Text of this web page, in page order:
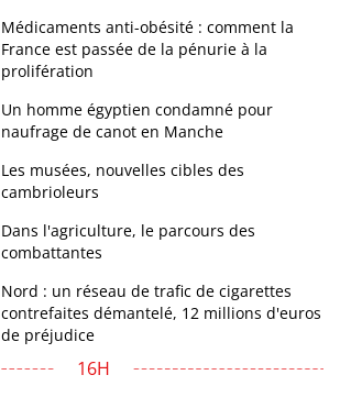
Médicaments anti-obésité : comment la
France est passée de la pénurie à la
prolifération
Un homme égyptien condamné pour
naufrage de canot en Manche
Les musées, nouvelles cibles des
cambrioleurs
Dans l'agriculture, le parcours des
combattantes
Nord : un réseau de trafic de cigarettes
contrefaites démantelé, 12 millions d'euros
de préjudice
16H